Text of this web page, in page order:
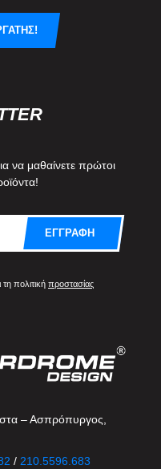
να μαθαίνετε πρώτοι
ΕΓΓΡΑΦΗ
τη πολιτική προστασίας
– Ασπρόπυργος,
/ 210.5596.683